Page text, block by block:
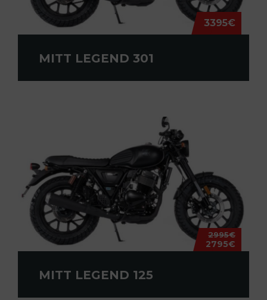
3395€
MITT LEGEND 301
2995€
2795€
MITT LEGEND 125